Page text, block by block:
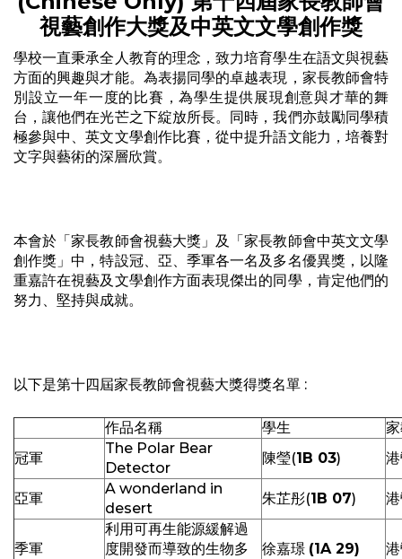
視藝創作大獎及中英文文學創作獎
學校一直秉承全人教育的理念，致力培育學生在語文與視藝
方面的興趣與才能。為表揚同學的卓越表現，家長教師會特
別設立一年一度的比賽，為學生提供展現創意與才華的舞
台，讓他們在光芒之下綻放所長。同時，我們亦鼓勵同學積
極參與中、英文文學創作比賽，從中提升語文能力，培養對
文字與藝術的深層欣賞。
本會於「家長教師會視藝大獎」及「家長教師會中英文文學
創作獎」中，特設冠、亞、季軍各一名及多名優異獎，以隆
重嘉許在視藝及文學創作方面表現傑出的同學，肯定他們的
努力、堅持與成就。
以下是第十四屆家長教師會視藝大獎得獎名單 :
作品名稱 學生
冠軍
The Polar Bear
Detector
陳瑩(1B 03)
亞軍
A wonderland in
desert
朱芷彤(1B 07)
季軍
利用可再生能源緩解過
度開發而導致的生物多
徐嘉璟 (1A 29)